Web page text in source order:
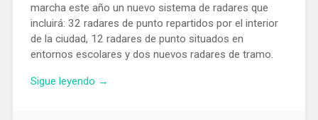
marcha este año un nuevo sistema de radares que
incluirá: 32 radares de punto repartidos por el interior
de la ciudad, 12 radares de punto situados en
entornos escolares y dos nuevos radares de tramo.
Sigue leyendo «Plan
→